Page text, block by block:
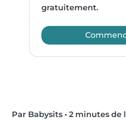
gratuitement.
Par Babysits • 2 minutes de